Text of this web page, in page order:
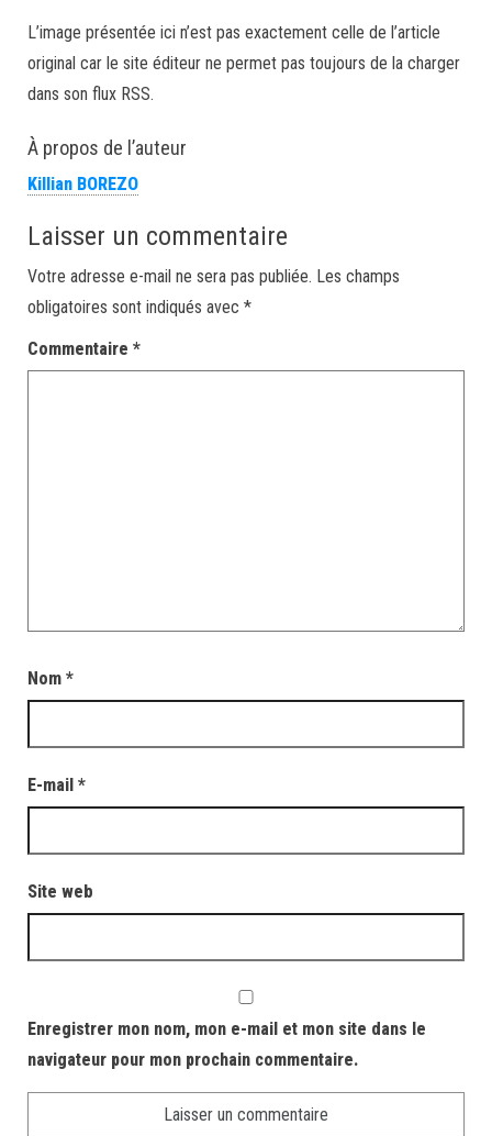
L’image présentée ici n’est pas exactement celle de l’article
original car le site éditeur ne permet pas toujours de la charger
dans son flux RSS.
À propos de l’auteur
Killian BOREZO
Laisser un commentaire
Votre adresse e-mail ne sera pas publiée. Les champs
obligatoires sont indiqués avec *
Commentaire *
Nom *
E-mail *
Site web
Enregistrer mon nom, mon e-mail et mon site dans le
navigateur pour mon prochain commentaire.